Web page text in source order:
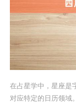
在占星学中，星座是
对应特定的日历领域